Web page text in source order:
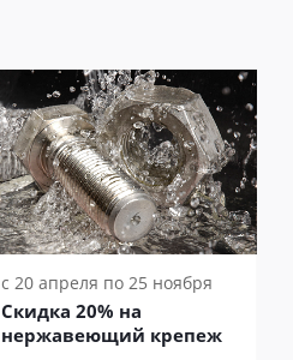
с 20 апреля по 25 ноября
Скидка 20% на
нержавеющий крепеж